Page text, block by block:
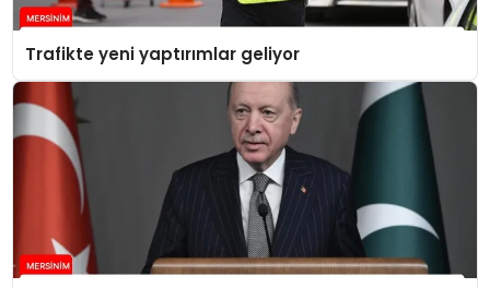
Trafikte yeni yaptırımlar geliyor